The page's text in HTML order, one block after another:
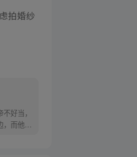
拍婚纱
好当，
，而他的